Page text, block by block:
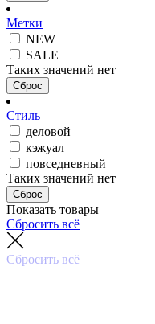
Метки
NEW
SALE
Таких значений нет
Сброс
Стиль
деловой
кэжуал
повседневный
Таких значений нет
Сброс
Показать товары
Сбросить всё
Сбросить всё